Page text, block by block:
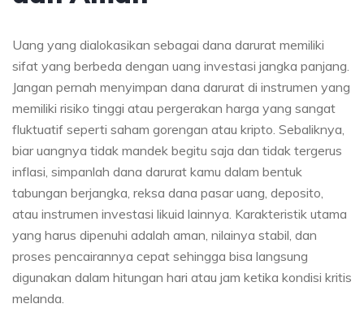
Uang yang dialokasikan sebagai dana darurat memiliki
sifat yang berbeda dengan uang investasi jangka panjang.
Jangan pernah menyimpan dana darurat di instrumen yang
memiliki risiko tinggi atau pergerakan harga yang sangat
fluktuatif seperti saham gorengan atau kripto. Sebaliknya,
biar uangnya tidak mandek begitu saja dan tidak tergerus
inflasi, simpanlah dana darurat kamu dalam bentuk
tabungan berjangka, reksa dana pasar uang, deposito,
atau instrumen investasi likuid lainnya. Karakteristik utama
yang harus dipenuhi adalah aman, nilainya stabil, dan
proses pencairannya cepat sehingga bisa langsung
digunakan dalam hitungan hari atau jam ketika kondisi kritis
melanda.